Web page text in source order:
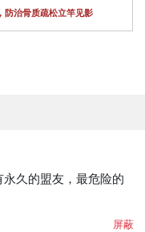
防治骨质疏松立竿见影
久的盟友，最危险的
屏蔽